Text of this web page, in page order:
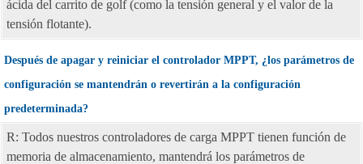
ácida del carrito de golf (como la tensión general y el valor de la
tensión flotante).
Después de apagar y reiniciar el controlador MPPT, ¿los parámetros de
configuración se mantendrán o revertirán a la configuración
predeterminada?
R: Todos nuestros controladores de carga MPPT tienen función de
memoria de almacenamiento, mantendrá los parámetros de